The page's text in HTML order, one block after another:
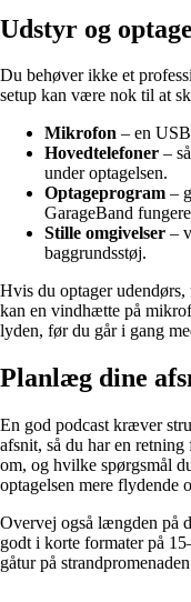
Udstyr og
Du behøver ikke et
setup kan være nok til at
Mikrofon – en
Hovedtelefoner –
under optagelsen.
Optageprogram –
GarageBand
Stille omgivelser –
baggrundsstøj.
Hvis du optager
kan en vindhætte på
lyden, før du går i gang
Planlæg dine
En god podcast kræver
afsnit, så du har en
om, og hvilke spørgsmål
optagelsen mere flydende
Overvej også længden på
godt i korte formater på
gåtur på